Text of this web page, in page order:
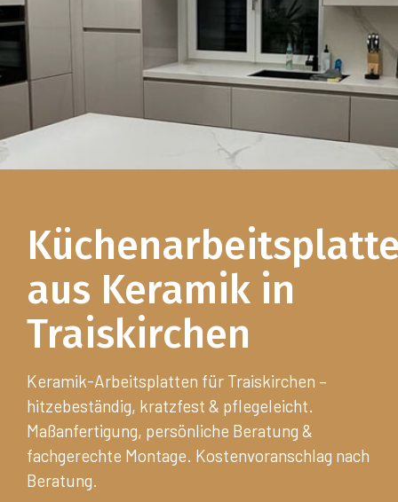
aus Keramik in
Traiskirchen
Keramik-Arbeitsplatten für Traiskirchen –
hitzebeständig, kratzfest & pflegeleicht.
Maßanfertigung, persönliche Beratung &
fachgerechte Montage. Kostenvoranschlag nach
Beratung.